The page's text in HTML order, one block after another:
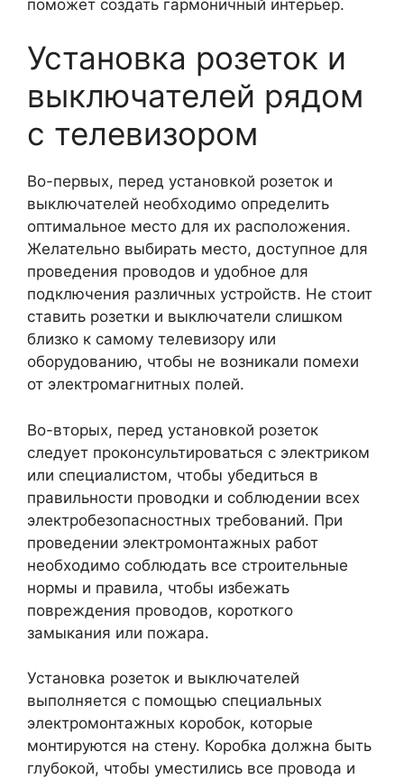
поможет создать гармоничный интерьер.
Установка розеток и
выключателей рядом
с телевизором
Во-первых, перед установкой розеток и
выключателей необходимо определить
оптимальное место для их расположения.
Желательно выбирать место, доступное для
проведения проводов и удобное для
подключения различных устройств. Не стоит
ставить розетки и выключатели слишком
близко к самому телевизору или
оборудованию, чтобы не возникали помехи
от электромагнитных полей.
Во-вторых, перед установкой розеток
следует проконсультироваться с электриком
или специалистом, чтобы убедиться в
правильности проводки и соблюдении всех
электробезопасностных требований. При
проведении электромонтажных работ
необходимо соблюдать все строительные
нормы и правила, чтобы избежать
повреждения проводов, короткого
замыкания или пожара.
Установка розеток и выключателей
выполняется с помощью специальных
электромонтажных коробок, которые
монтируются на стену. Коробка должна быть
глубокой, чтобы уместились все провода и